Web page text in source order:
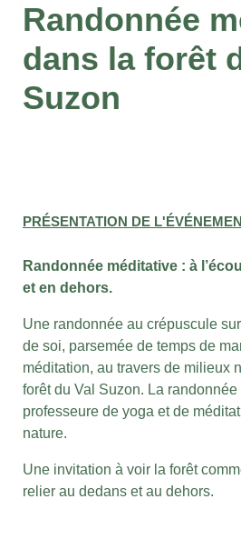
Randonnée
dans la forêt
Suzon
PRÉSENTATION DE
Randonnée méditative : à
et en dehors.
Une randonnée au crépuscule
de soi, parsemée de temps de
méditation, au travers de milieux
forêt du Val Suzon. La
professeure de yoga et de
nature.
Une invitation à voir la forêt
relier au dedans et au dehors.